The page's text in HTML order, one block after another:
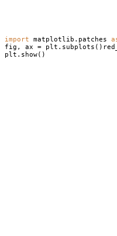
import matplotlib.patches
fig, ax =
plt.show()